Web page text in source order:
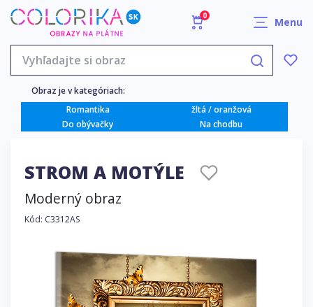
0 Menu
Obraz je v kategóriach:
Romantika
žltá / oranžová
Do obývačky
Na chodbu
STROM A MOTÝLE
Moderný obraz
Kód: C3312AS